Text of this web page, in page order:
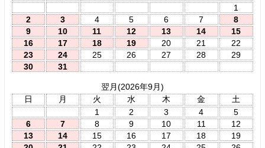
1
2
3 4 5 6 7
8
9
10 11 12 13 14
15
16
17 18 19 20 21
22
23
24 25 26 27 28
29
30
31
翌月(2026年9月)
日
月 火 水 木 金
土
1
2 3 4
5
6
7 8 9 10 11
12
13
14 15 16 17 18
19